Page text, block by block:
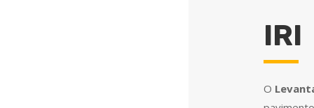
IRI
O